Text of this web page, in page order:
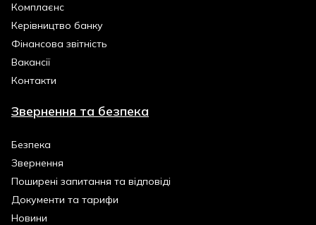
Комплаєнс
Керівництво банку
Фінансова звітність
Вакансії
Контакти
Звернення та безпека
Безпека
Звернення
Поширені запитання та відповіді
Документи та тарифи
Новини